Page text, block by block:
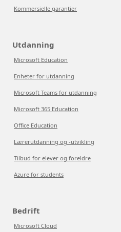
Kommersielle garantier
Utdanning
Microsoft Education
Enheter for utdanning
Microsoft Teams for utdanning
Microsoft 365 Education
Office Education
Lærerutdanning og -utvikling
Tilbud for elever og foreldre
Azure for students
Bedrift
Microsoft Cloud